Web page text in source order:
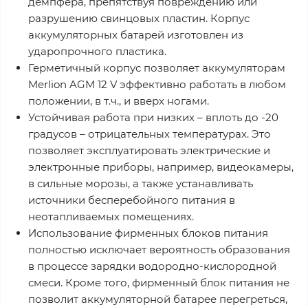
разрушению свинцовых пластин. Корпус
аккумуляторных батарей изготовлен из
ударопрочного пластика.
Герметичный корпус позволяет аккумуляторам
Merlion AGM 12 V эффективно работать в любом
положении, в т.ч., и вверх ногами.
Устойчивая работа при низких – вплоть до -20
градусов – отрицательных температурах. Это
позволяет эксплуатировать электрические и
электронные приборы, например, видеокамеры,
в сильные морозы, а также устанавливать
источники бесперебойного питания в
неотапливаемых помещениях.
Использование фирменных блоков питания
полностью исключает вероятность образования
в процессе зарядки водородно-кислородной
смеси. Кроме того, фирменный блок питания не
позволит аккумуляторной батарее перегреться,